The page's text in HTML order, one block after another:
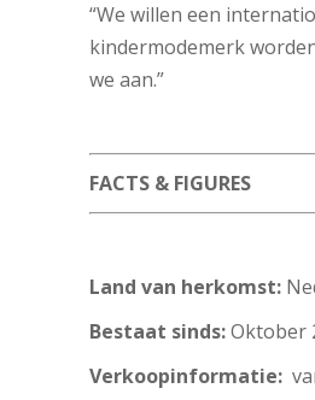
“We willen een
kindermodemerk
we aan.”
FACTS & FIGURES
Land van herkomst:
Bestaat sinds:Oktober
Verkoopinformatie: